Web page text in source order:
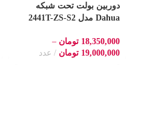
دوربین بولت تحت شبکه
Dahua مدل 2441T-ZS-S2
PoE و دید شب رنگی
18,350,000 تومان –
19,000,000 تومان عدد